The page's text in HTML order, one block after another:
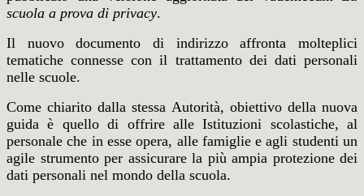
scuola a prova di privacy.
Il nuovo documento di indirizzo affronta molteplici
tematiche connesse con il trattamento dei dati personali
nelle scuole.
Come chiarito dalla stessa Autorità, obiettivo della nuova
guida è quello di offrire alle Istituzioni scolastiche, al
personale che in esse opera, alle famiglie e agli studenti un
agile strumento per assicurarela più ampia protezione dei
dati personali nel mondo della scuola.